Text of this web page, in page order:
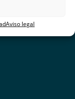
Aviso legal